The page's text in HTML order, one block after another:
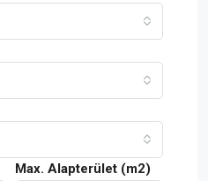
Max. Alapterület (m2)